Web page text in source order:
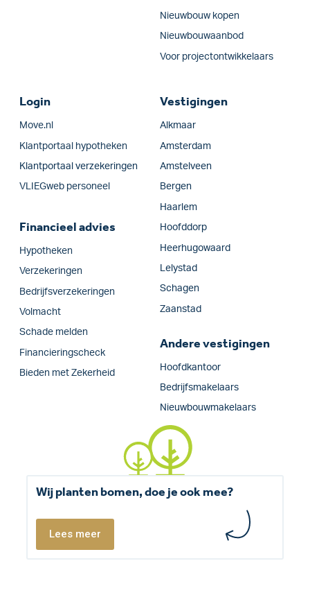
Nieuwbouw kopen
Nieuwbouwaanbod
Voor projectontwikkelaars
Login
Move.nl
Klantportaal hypotheken
Klantportaal verzekeringen
VLIEGweb personeel
Financieel advies
Hypotheken
Verzekeringen
Bedrijfs­verzekeringen
Volmacht
Schade melden
Financieringscheck
Bieden met Zekerheid
Vestigingen
Alkmaar
Amsterdam
Amstelveen
Bergen
Haarlem
Hoofddorp
Heerhugowaard
Lelystad
Schagen
Zaanstad
Andere vestigingen
Hoofdkantoor
Bedrijfsmakelaars
Nieuwbouwmakelaars
Wij planten bomen, doe je ook mee?
Lees meer